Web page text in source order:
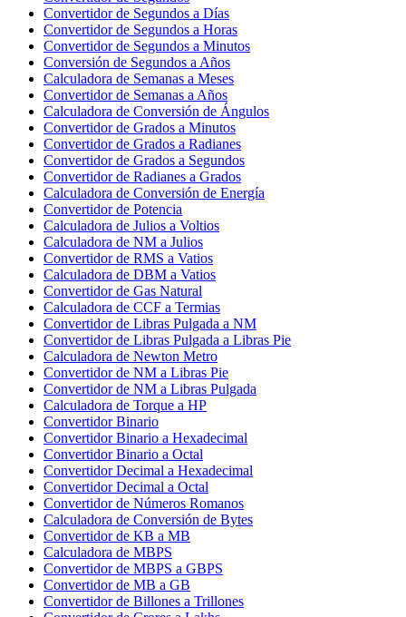
Convertidor de Segundos a Días
Convertidor de Segundos a Horas
Convertidor de Segundos a Minutos
Conversión de Segundos a Años
Calculadora de Semanas a Meses
Convertidor de Semanas a Años
Calculadora de Conversión de Ángulos
Convertidor de Grados a Minutos
Convertidor de Grados a Radianes
Convertidor de Grados a Segundos
Convertidor de Radianes a Grados
Calculadora de Conversión de Energía
Convertidor de Potencia
Calculadora de Julios a Voltios
Calculadora de NM a Julios
Convertidor de RMS a Vatios
Calculadora de DBM a Vatios
Convertidor de Gas Natural
Calculadora de CCF a Termias
Convertidor de Libras Pulgada a NM
Convertidor de Libras Pulgada a Libras Pie
Calculadora de Newton Metro
Convertidor de NM a Libras Pie
Convertidor de NM a Libras Pulgada
Calculadora de Torque a HP
Convertidor Binario
Convertidor Binario a Hexadecimal
Convertidor Binario a Octal
Convertidor Decimal a Hexadecimal
Convertidor Decimal a Octal
Convertidor de Números Romanos
Calculadora de Conversión de Bytes
Convertidor de KB a MB
Calculadora de MBPS
Convertidor de MBPS a GBPS
Convertidor de MB a GB
Convertidor de Billones a Trillones